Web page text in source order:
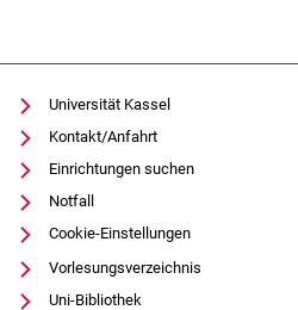
Universität Kassel
Kontakt/Anfahrt
Einrichtungen suchen
Notfall
Cookie-Einstellungen
Vorlesungsverzeichnis
Uni-Bibliothek